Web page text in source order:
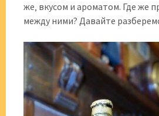
же‚ вкусом и ароматом. Где же
между ними? Давайте